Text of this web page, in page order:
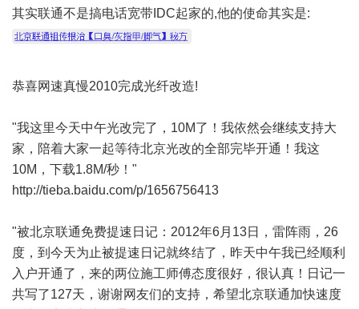
其实联通不是搞电话宽带IDC起家的,他的使命其实是:
恭喜网速真慢2010完成光纤改造!
"我这里今天中午光改完了，10M了！我依然会继续支持大
家，陪着大家一起等待北京光改的全部完毕开通！我这
10M，下载1.8M/秒！"
http://tieba.baidu.com/p/1656756413
"被北京联通免费提速日记：2012年6月13日，雷阵雨，26
度，到今天为止被提速日记就终结了，昨天中午我已经顺利
入户开通了，来的两位施工师傅态度很好，很认真！日记一
共写了127天，谢谢网友们的支持，希望北京联通加快速度